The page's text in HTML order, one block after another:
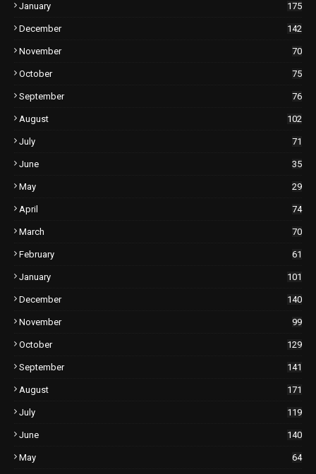
January 175
December 142
November 70
October 75
September 76
August 102
July 71
June 35
May 29
April 74
March 70
February 61
January 101
December 140
November 99
October 129
September 141
August 171
July 119
June 140
May 64